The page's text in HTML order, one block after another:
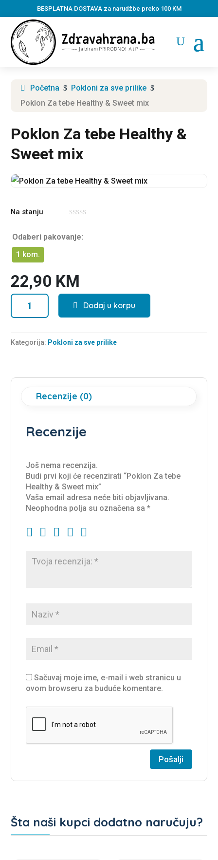
BESPLATNA DOSTAVA za narudžbe preko 100 KM
Početna $ Pokloni za sve prilike $
Poklon Za tebe Healthy & Sweet mix
Poklon Za tebe Healthy &
Sweet mix
Na stanju
t
Odaberi pakovanje:
1 kom.
22,90 KM
Poklon
Healthy
mix
količina
Dodaj u korpu
Kategorija: Pokloni za sve prilike
Recenzije (0)
Recenzije
Još nema recenzija.
Budi prvi koji će recenzirati “Poklon Za tebe
Healthy & Sweet mix”
Vaša email adresa neće biti objavljivana.
Neophodna polja su označena sa*
Sačuvaj moje ime, e-mail i web stranicu u
ovom browseru za buduće komentare.
Šta naši kupci dodatno naručuju?